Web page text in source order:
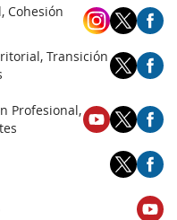
Cohesión
Transición
Profesional,